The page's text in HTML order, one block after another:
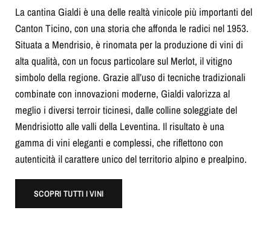
La cantina Gialdi è una delle realtà vinicole più importanti del
Canton Ticino, con una storia che affonda le radici nel 1953.
Situata a Mendrisio, è rinomata per la produzione di vini di
alta qualità, con un focus particolare sul Merlot, il vitigno
simbolo della regione. Grazie all’uso di tecniche tradizionali
combinate con innovazioni moderne, Gialdi valorizza al
meglio i diversi terroir ticinesi, dalle colline soleggiate del
Mendrisiotto alle valli della Leventina. Il risultato è una
gamma di vini eleganti e complessi, che riflettono con
autenticità il carattere unico del territorio alpino e prealpino.
SCOPRI TUTTI I VINI